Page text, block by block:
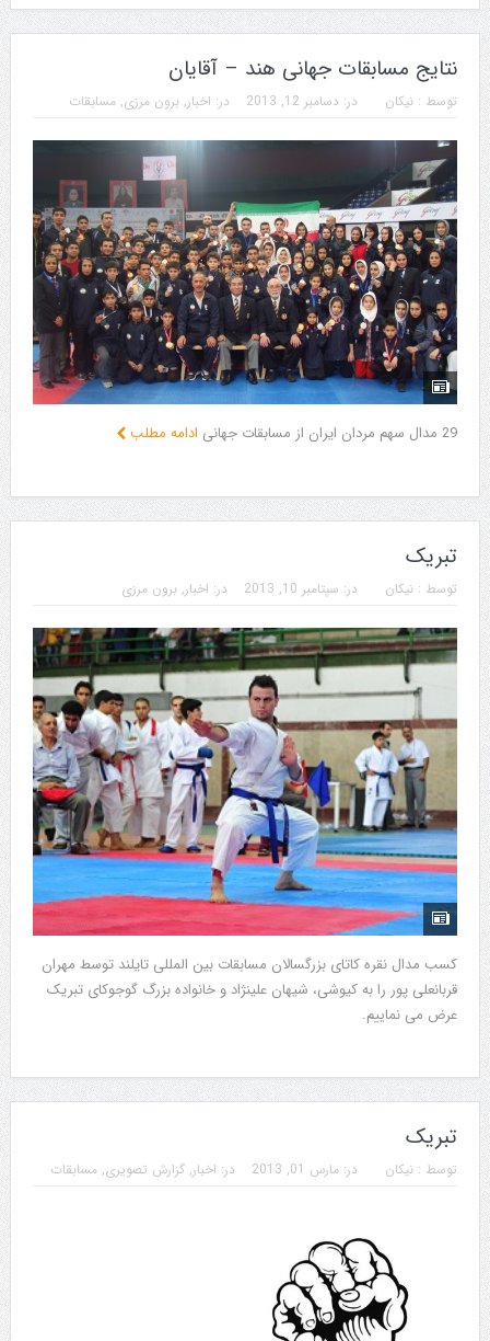
نتایج مسابقات جهانی هند – آقایان
توسط : نیکان در: دسامبر 12, 2013 در: اخبار, برون مرزی, مسابقات
29 مدال سهم مردان ایران از مسابقات جهانی ادامه مطلب
تبریک
توسط : نیکان در: سپتامبر 10, 2013 در: اخبار, برون مرزی
کسب مدال نقره کاتای بزرگسالان مسابقات بین المللی تایلند توسط مهران
قربانعلی پور را به کیوشی، شیهان علینژاد و خانواده بزرگ گوجوکای تبریک
عرض می نماییم.
تبریک
توسط : نیکان در: مارس 01, 2013 در: اخبار, گزارش تصویری, مسابقات